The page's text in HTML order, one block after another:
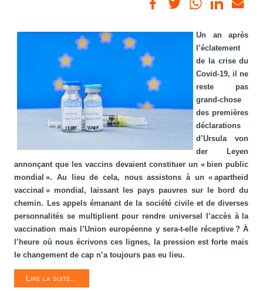
Un an après
l’éclatement
de la crise du
Covid-19, il ne
reste pas
grand-chose
des premières
déclarations
d’Ursula von
der Leyen
annonçant que les vaccins devaient constituer un « bien public
mondial ». Au lieu de cela, nous assistons à un « apartheid
vaccinal » mondial, laissant les pays pauvres sur le bord du
chemin. Les appels émanant de la société civile et de diverses
personnalités se multiplient pour rendre universel l’accès à la
vaccination mais l’Union européenne y sera-t-elle réceptive ? À
l’heure où nous écrivons ces lignes, la pression est forte mais
le changement de cap n’a toujours pas eu lieu.
Lire la suite...